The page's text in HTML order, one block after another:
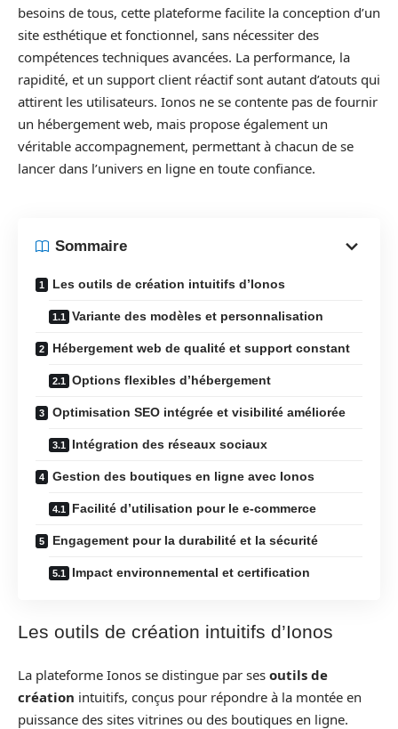
besoins de tous, cette plateforme facilite la conception d’un
site esthétique et fonctionnel, sans nécessiter des
compétences techniques avancées. La performance, la
rapidité, et un support client réactif sont autant d’atouts qui
attirent les utilisateurs. Ionos ne se contente pas de fournir
un hébergement web, mais propose également un
véritable accompagnement, permettant à chacun de se
lancer dans l’univers en ligne en toute confiance.
Sommaire
Les outils de création intuitifs d’Ionos
Variante des modèles et personnalisation
Hébergement web de qualité et support constant
Options flexibles d’hébergement
Optimisation SEO intégrée et visibilité améliorée
Intégration des réseaux sociaux
Gestion des boutiques en ligne avec Ionos
Facilité d’utilisation pour le e-commerce
Engagement pour la durabilité et la sécurité
Impact environnemental et certification
Les outils de création intuitifs d’Ionos
La plateforme Ionos se distingue par ses outils de
création intuitifs, conçus pour répondre à la montée en
puissance des sites vitrines ou des boutiques en ligne.